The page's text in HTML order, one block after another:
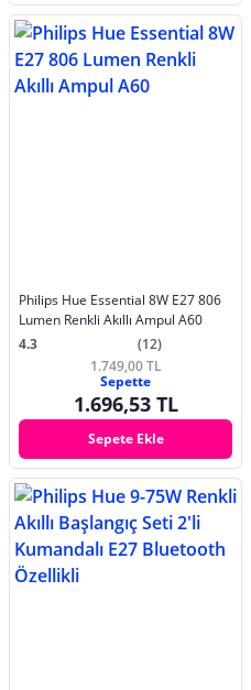
Philips Hue Essential 8W E27 806
Lumen Renkli Akıllı Ampul A60
4.3
(12)
1.749,00 TL
Sepette
1.696,53 TL
Sepete Ekle